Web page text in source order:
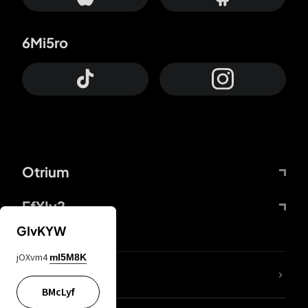
Otrium
FfYIy2
6Mi5ro
65A04M
GIvKYW
jOXvm4 mI5M8K
BMcLyf